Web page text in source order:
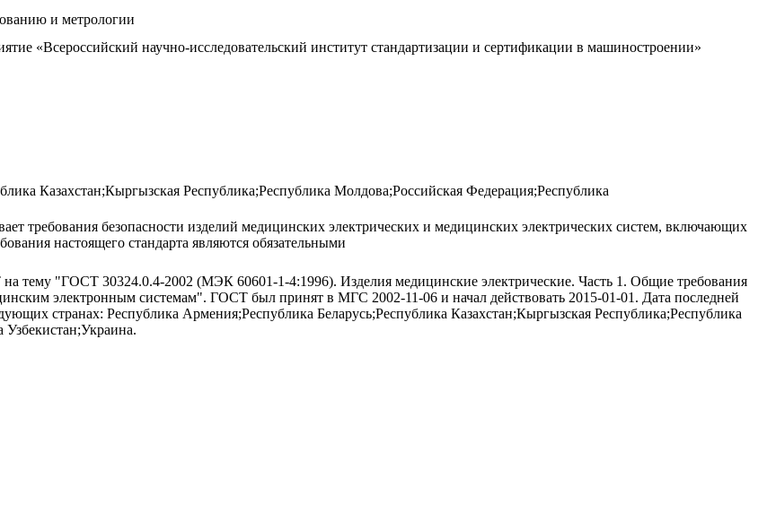
и метрологии
«Всероссийский научно-исследовательский институт стандартизации и сертификации в машиностроении»
Казахстан;Кыргызская Республика;Республика Молдова;Российская Федерация;Республика
требования безопасности изделий медицинских электрических и медицинских электрических систем, включающих
настоящего стандарта являются обязательными
тему "ГОСТ 30324.0.4-2002 (МЭК 60601-1-4:1996). Изделия медицинские электрические. Часть 1. Общие требования
электронным системам". ГОСТ был принят в МГС 2002-11-06 и начал действовать 2015-01-01. Дата последней
странах: Республика Армения;Республика Беларусь;Республика Казахстан;Кыргызская Республика;Республика